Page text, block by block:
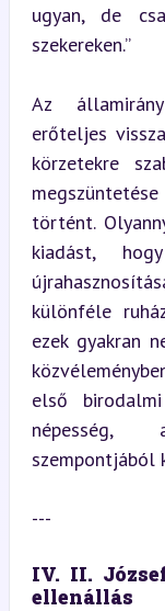
ugyan, de
szekereken.”
Az
erőteljes
körzetekre
történt.
kiadást,
különféle
ezek gyakran
első
népesség,
---
IV. II.
ellenállás